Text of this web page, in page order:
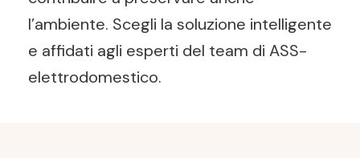
l’ambiente. Scegli la soluzione intelligente
e affidati agli esperti del team di ASS-
elettrodomestico.